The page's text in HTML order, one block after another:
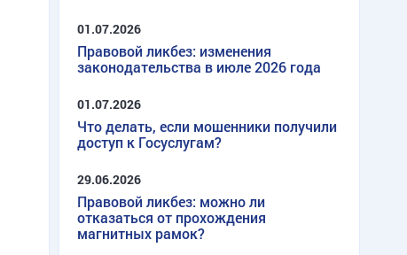
01.07.2026
Правовой ликбез: изменения
законодательства в июле 2026 года
01.07.2026
Что делать, если мошенники получили
доступ к Госуслугам?
29.06.2026
Правовой ликбез: можно ли
отказаться от прохождения
магнитных рамок?